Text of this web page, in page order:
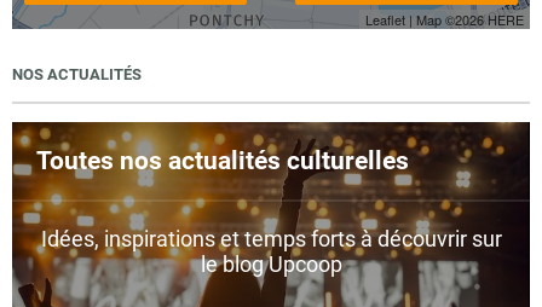
Leaflet | Map ©2026HERE
NOS ACTUALITÉS
Toutes nos actualités culturelles
Idées, inspirations et temps forts à découvrir sur
le blog Upcoop